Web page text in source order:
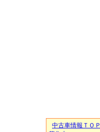
中古車情報ＴＯＰ